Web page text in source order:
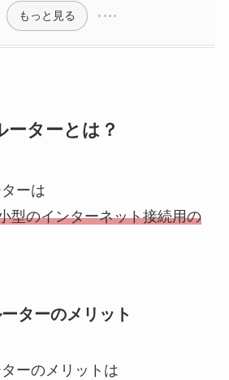
もっと見る
ーターとは？
ーは
型のインターネット接続用の
ターのメリット
ーのメリットは